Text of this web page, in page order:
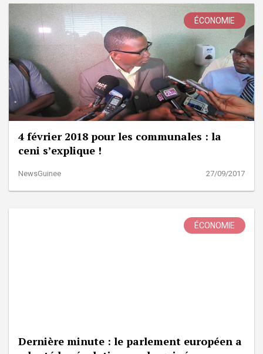
ÉCONOMIE
4 février 2018 pour les communales : la
ceni s’explique !
NewsGuinee 27/09/2017
ÉCONOMIE
Dernière minute : le parlement européen a